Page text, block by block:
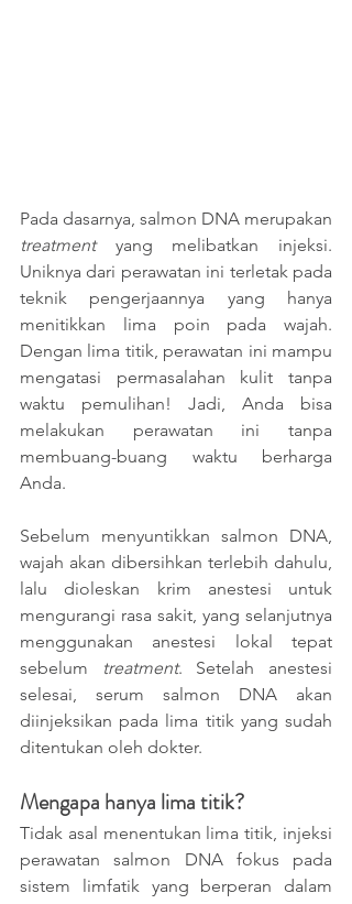
treatment yang melibatkan injeksi.
Uniknya dari perawatan ini terletak pada
teknik pengerjaannya yang hanya
menitikkan lima poin pada wajah.
Dengan lima titik, perawatan ini mampu
mengatasi permasalahan kulit tanpa
waktu pemulihan! Jadi, Anda bisa
melakukan perawatan ini tanpa
membuang-buang waktu berharga
Anda.
Sebelum menyuntikkan salmon DNA,
wajah akan dibersihkan terlebih dahulu,
lalu dioleskan krim anestesi untuk
mengurangi rasa sakit, yang selanjutnya
menggunakan anestesi lokal tepat
sebelum
treatment. Setelah anestesi
selesai, serum salmon DNA akan
diinjeksikan pada lima titik yang sudah
ditentukan oleh dokter.
Mengapa hanya lima titik?
Tidak asal menentukan lima titik, injeksi
perawatan salmon DNA fokus pada
sistem limfatik yang berperan dalam